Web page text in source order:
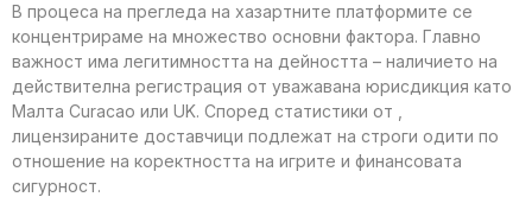
В процеса на прегледа на хазартните платформите се
концентрираме на множество основни фактора. Главно
важност има легитимността на дейността – наличието на
действителна регистрация от уважавана юрисдикция като
Малта Curacao или UK. Според статистики от ,
лицензираните доставчици подлежат на строги одити по
отношение на коректността на игрите и финансовата
сигурност.